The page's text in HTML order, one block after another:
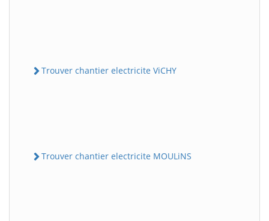
Trouver chantier electricite ViCHY
Trouver chantier electricite MOULiNS